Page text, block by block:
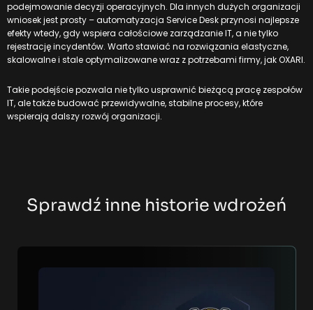
podejmowanie decyzji operacyjnych. Dla innych dużych organizacji
wniosek jest prosty – automatyzacja Service Desk przynosi najlepsze
efekty wtedy, gdy wspiera całościowe zarządzanie IT, a nie tylko
rejestrację incydentów. Warto stawiać na rozwiązania elastyczne,
skalowalne i stale optymalizowane wraz z potrzebami firmy, jak OXARI.
Takie podejście pozwala nie tylko usprawnić bieżącą pracę zespołów
IT, ale także budować przewidywalne, stabilne procesy, które
wspierają dalszy rozwój organizacji.
Sprawdź inne historie wdrożeń